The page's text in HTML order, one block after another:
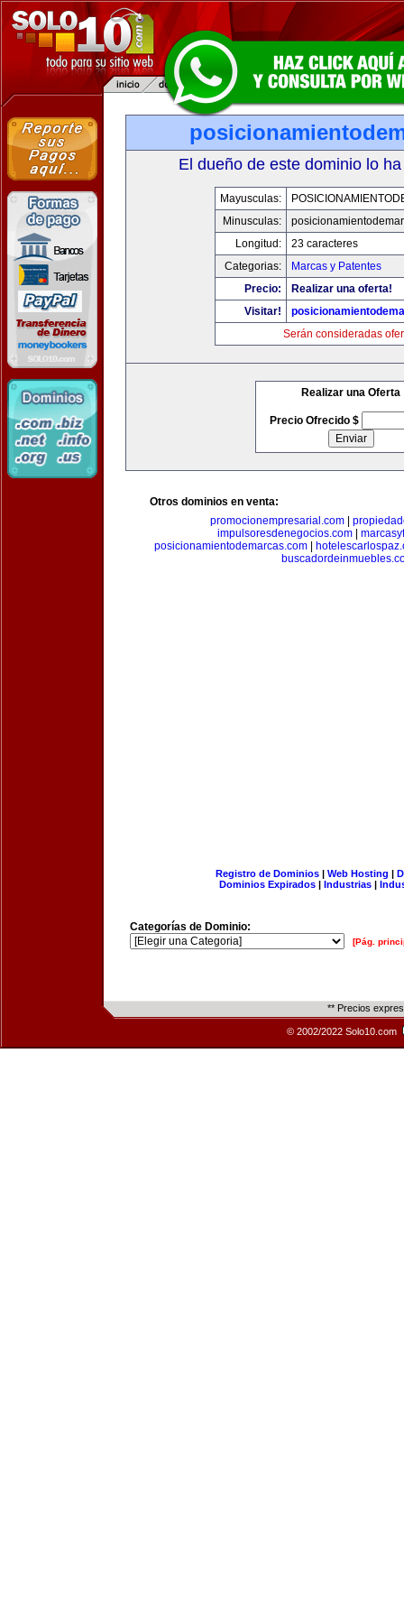
El dueño de este dominio lo
Mayusculas:
Minusculas:
Longitud:
23 caracteres
Categorias:
Marcas y Patentes
Precio:
Realizar una oferta!
Visitar!
Serán consideradas
Realizar una Oferta
Precio Ofrecido $
Otros dominios en venta:
promocionempresarial.com|
impulsoresdenegocios.com|
posicionamientodemarcas.com|
Registro de Dominios| Web Hosting |
Dominios Expirados | Industrias |
Categorías de Dominio:
[Pág.
** Precios
© 2002/2022 Solo10.com